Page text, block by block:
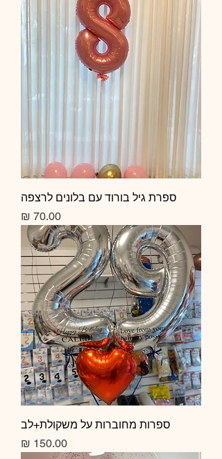
ספרת גיל בורוד עם בלונים לרצפה
מחיר
ספרות מחוברות על משקולת+לב
מחיר